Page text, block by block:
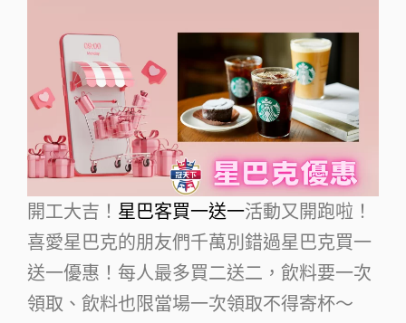
開工大吉！ 星巴客買一送一活動又開跑啦！
喜愛星巴克的朋友們千萬別錯過星巴克買一
送一優惠！每人最多買二送二，飲料要一次
領取、飲料也限當場一次領取不得寄杯～